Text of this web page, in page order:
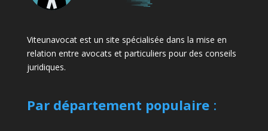
Viteunavocat est un site spécialisée dans la mise en
relation entre avocats et particuliers pour des conseils
juridiques.
Par département populaire: